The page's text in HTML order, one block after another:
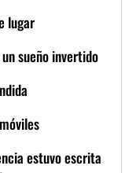
lugar
sueño invertido
estuvo escrita